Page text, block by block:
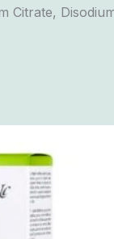
Citrate,